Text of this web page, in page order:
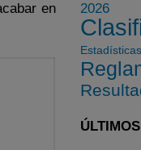
en
2026
Estadísticas